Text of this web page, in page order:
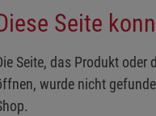
Seite
Seite, das Produkt oder
wurde nicht